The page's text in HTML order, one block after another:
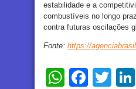
estabilidade e a
combustíveis no longo
contra futuras oscilações
Fonte: https://